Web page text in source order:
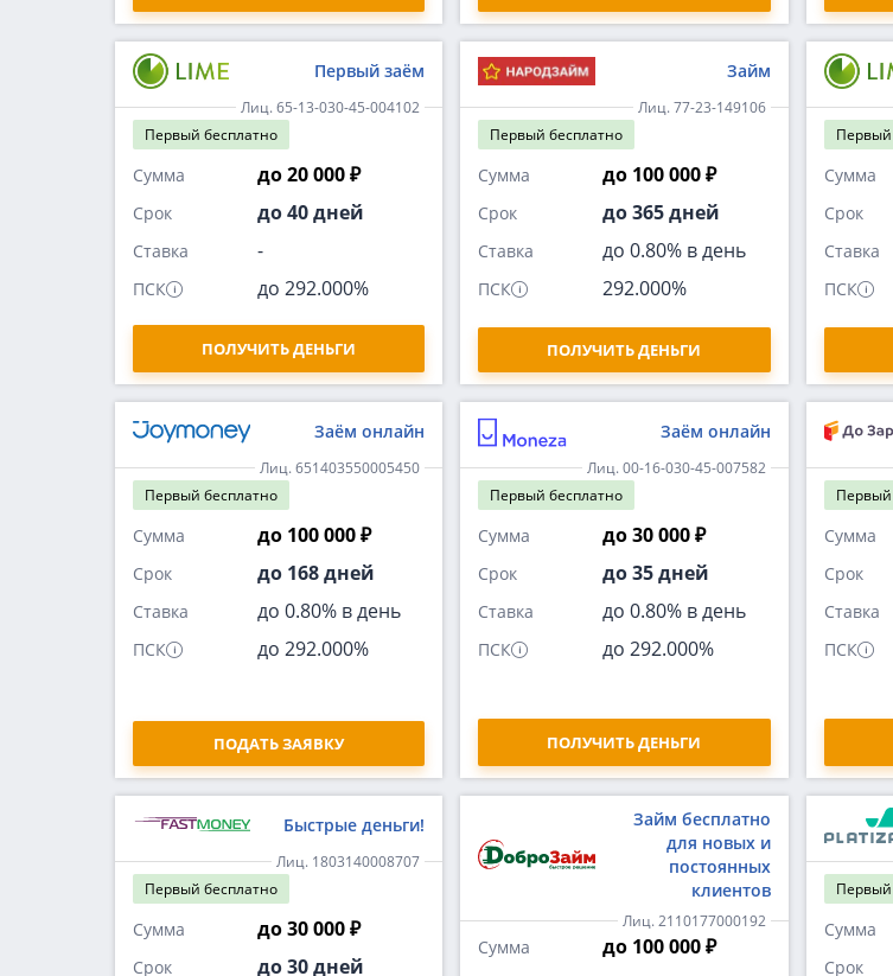
Первый заём
Лиц. 65-13-030-45-004102
Первый бесплатно
Сумма до 20 000 ₽
Срок до 40 дней
Ставка -
ПСК до 292.000%
ПОЛУЧИТЬ ДЕНЬГИ
Займ
Лиц. 77-23-149106
Первыйбесплатно
Сумма до 100 000 ₽
Срок до 365 дней
Ставка до 0.80% в день
ПСК 292.000%
ПОЛУЧИТЬ ДЕНЬГИ
Первый
Сумма
Срок
Ставка
ПСК
Заём онлайн
Лиц. 651403550005450
Первый бесплатно
Сумма до 100 000 ₽
Срок до 168 дней
Ставка до 0.80% в день
ПСК до 292.000%
ПОДАТЬ ЗАЯВКУ
Заём онлайн
Лиц. 00-16-030-45-007582
Первыйбесплатно
Сумма до 30 000 ₽
Срок до 35 дней
Ставка до 0.80% в день
ПСК до 292.000%
ПОЛУЧИТЬ ДЕНЬГИ
Первый
Сумма
Срок
Ставка
ПСК
Быстрые деньги!
Лиц. 1803140008707
Первый бесплатно
Сумма до 30 000 ₽
Срок до 30 дней
Займ бесплатно
для новых и
постоянных
клиентов
Лиц. 2110177000192
Сумма до 100 000 ₽
Первый
Сумма
Срок